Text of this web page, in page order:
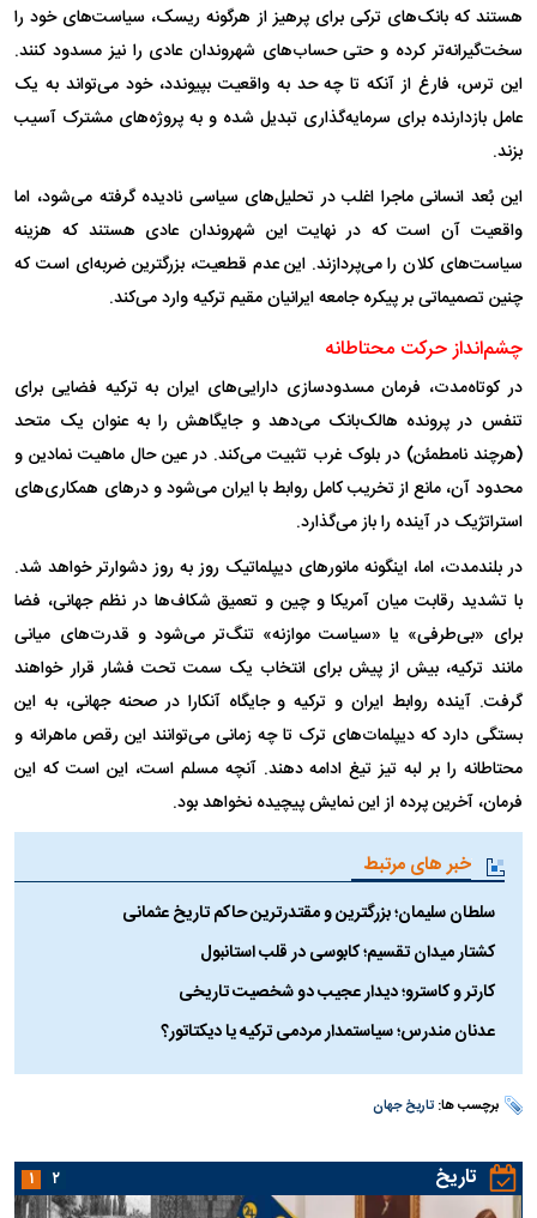
هستند که بانک‌های ترکی برای پرهیز از هرگونه ریسک، سیاست‌های خود را
سخت‌گیرانه‌تر کرده و حتی حساب‌های شهروندان عادی را نیز مسدود کنند.
این ترس، فارغ از آنکه تا چه حد به واقعیت بپیوندد، خود می‌تواند به یک
عامل بازدارنده برای سرمایه‌گذاری تبدیل شده و به پروژه‌های مشترک آسیب
بزند.
این بُعد انسانی ماجرا اغلب در تحلیل‌های سیاسی نادیده گرفته می‌شود، اما
واقعیت آن است که در نهایت این شهروندان عادی هستند که هزینه
سیاست‌های کلان را می‌پردازند. این عدم قطعیت، بزرگترین ضربه‌ای است که
چنین تصمیماتی بر پیکره جامعه ایرانیان مقیم ترکیه وارد می‌کند.
چشم‌انداز حرکت محتاطانه
در کوتاه‌مدت، فرمان مسدودسازی دارایی‌های ایران به ترکیه فضایی برای
تنفس در پرونده هالک‌بانک می‌دهد و جایگاهش را به عنوان یک متحد
(هرچند نامطمئن) در بلوک غرب تثبیت می‌کند. در عین حال ماهیت نمادین و
محدود آن، مانع از تخریب کامل روابط با ایران می‌شود و در‌های همکاری‌های
استراتژیک در آینده را باز می‌گذارد.
در بلندمدت، اما، اینگونه مانور‌های دیپلماتیک روز به روز دشوارتر خواهد شد.
با تشدید رقابت میان آمریکا و چین و تعمیق شکاف‌ها در نظم جهانی، فضا
برای «بی‌طرفی» یا «سیاست موازنه» تنگ‌تر می‌شود و قدرت‌های میانی
مانند ترکیه، بیش از پیش برای انتخاب یک سمت تحت فشار قرار خواهند
گرفت. آینده روابط ایران و ترکیه و جایگاه آنکارا در صحنه جهانی، به این
بستگی دارد که دیپلمات‌های ترک تا چه زمانی می‌توانند این رقص ماهرانه و
محتاطانه را بر لبه تیز تیغ ادامه دهند. آنچه مسلم است، این است که این
فرمان، آخرین پرده از این نمایش پیچیده نخواهد بود.
خبر های مرتبط
سلطان سلیمان؛ بزرگترین و مقتدرترین حاکم تاریخ عثمانی
کشتار میدان تقسیم؛ کابوسی در قلب استانبول
کارتر و کاسترو؛ دیدار عجیب دو شخصیت تاریخی
عدنان مندرس؛ سیاستمدار مردمی ترکیه یا دیکتاتور؟
برچسب ها:تاریخ جهان
تاریخ ۱ ۲